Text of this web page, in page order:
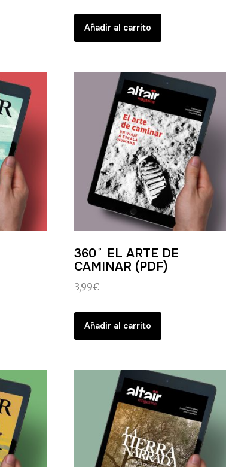
Añadir al carrito
360˚ EL ARTE DE
CAMINAR (PDF)
3,99€
Añadir al carrito